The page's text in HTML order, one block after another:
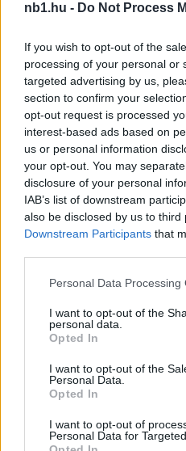
nb1.hu - Do Not Process
If you wish to opt-out of the
processing of your personal or
targeted advertising by us,
section to confirm your
opt-out request is processed
interest-based ads based on
us or personal information
your opt-out. You may
disclosure of your personal
IAB’s list of downstream
also be disclosed by us to third
Downstream Participants that
Please note that this website/
not limited to your visit or
grant or deny consent to
use your data for below
consent section.
Personal Data Processing
I want to opt-out of the
personal data.
Opted In
I want to opt-out of the
Personal Data.
Opted In
I want to opt-out of
Personal Data for
Átigazolási rekord: Vitális
Athénba.